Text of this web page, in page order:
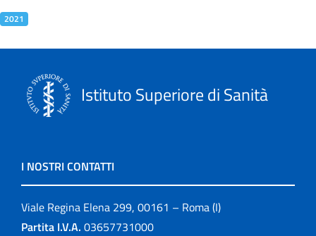
2021
Istituto Superiore di Sanità
I NOSTRI CONTATTI
Viale Regina Elena 299, 00161 – Roma (I)
Partita I.V.A. 03657731000